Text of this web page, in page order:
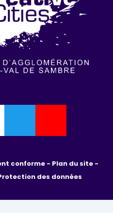
conforme -
des données